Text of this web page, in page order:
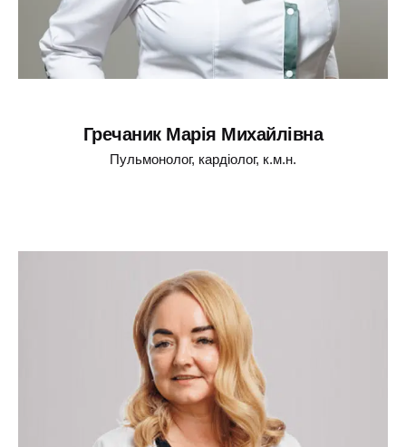
Гречаник Марія Михайлівна
Пульмонолог, кардіолог, к.м.н.